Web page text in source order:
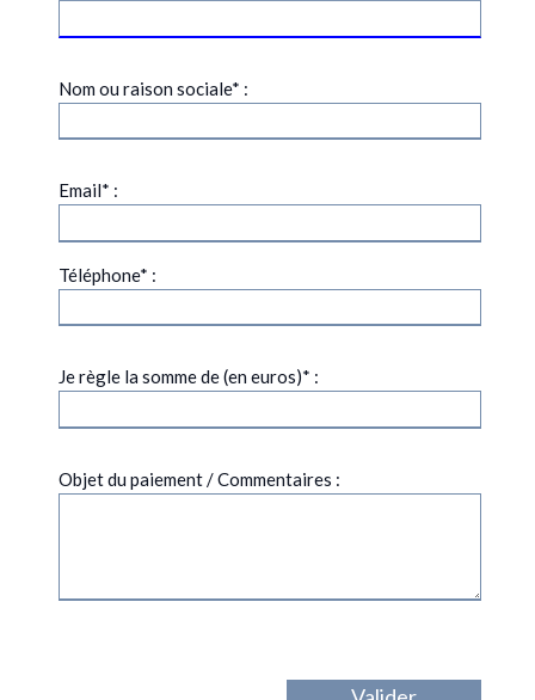
Nom ou raison sociale* :
Email* :
Téléphone* :
Je règle la somme de (en euros)* :
Objet du paiement / Commentaires :